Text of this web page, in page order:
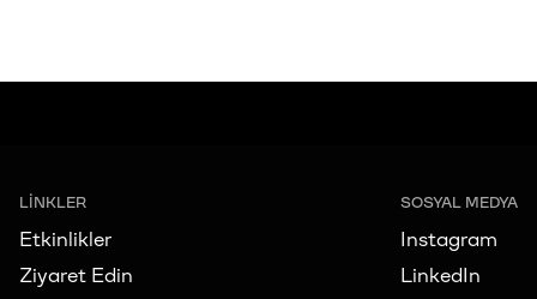
LİNKLER
Etkinlikler
Ziyaret Edin
SOSYAL MEDYA
Instagram
LinkedIn